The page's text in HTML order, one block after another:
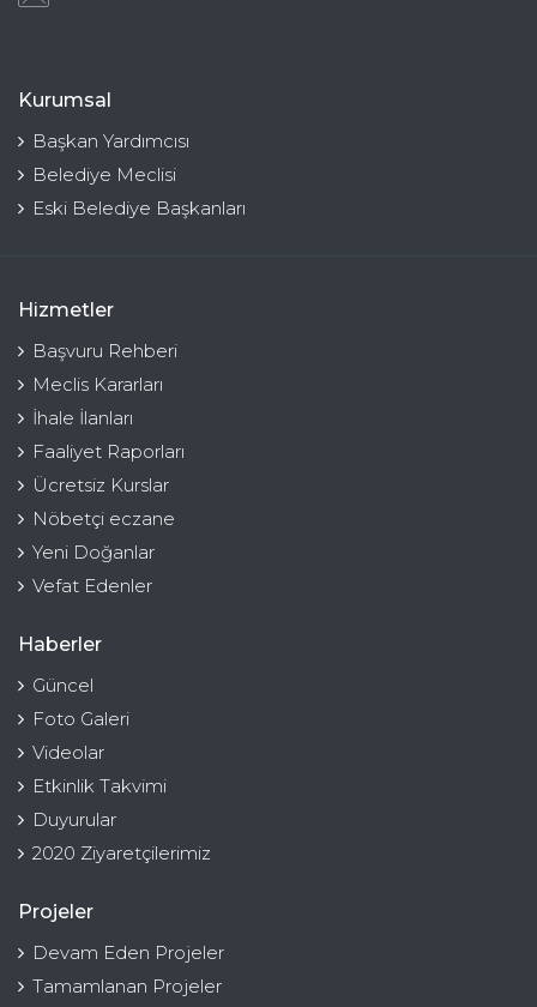
Kurumsal
Başkan Yardımcısı
Belediye Meclisi
Eski Belediye Başkanları
Hizmetler
Başvuru Rehberi
Meclis Kararları
İhale İlanları
Faaliyet Raporları
Ücretsiz Kurslar
Nöbetçi eczane
Yeni Doğanlar
Vefat Edenler
Haberler
Güncel
Foto Galeri
Videolar
Etkinlik Takvimi
Duyurular
2020 Ziyaretçilerimiz
Projeler
Devam Eden Projeler
Tamamlanan Projeler